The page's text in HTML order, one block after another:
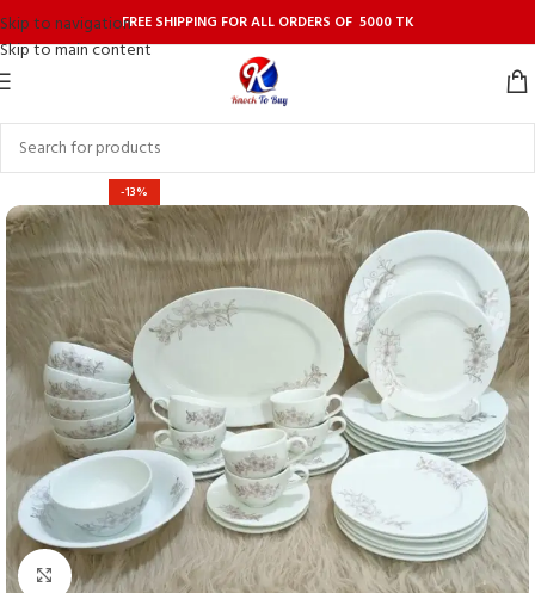
Skip to navigation
Skip to main content
FREE SHIPPING FOR ALL ORDERS OF 5000 TK
-13%
Click to enlarge